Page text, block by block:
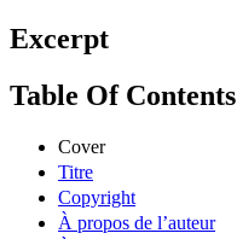
Excerpt
Table Of Contents
Cover
Titre
Copyright
À propos de l’auteur